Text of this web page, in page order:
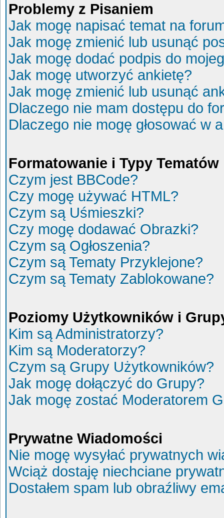
Problemy z Pisaniem
Jak mogę napisać temat na
Jak mogę zmienić lub usunąć
Jak mogę dodać podpis do
Jak mogę utworzyć ankietę?
Jak mogę zmienić lub usunąć
Dlaczego nie mam dostępu do
Dlaczego nie mogę głosować w
Formatowanie i Typy Tematów
Czym jest BBCode?
Czy mogę używać HTML?
Czym są Uśmieszki?
Czy mogę dodawać Obrazki?
Czym są Ogłoszenia?
Czym są Tematy Przyklejone?
Czym są Tematy Zablokowane?
Poziomy Użytkowników i
Kim są Administratorzy?
Kim są Moderatorzy?
Czym są Grupy Użytkowników?
Jak mogę dołączyć do Grupy?
Jak mogę zostać Moderatorem
Prywatne Wiadomości
Nie mogę wysyłać prywatnych
Wciąż dostaję niechciane
Dostałem spam lub obraźliwy